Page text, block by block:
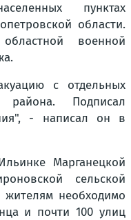
пунктах
области.
военной
с отдельных
района. Подписал
- написал он в
Марганецкой
сельской
необходимо
и почти 100 улиц